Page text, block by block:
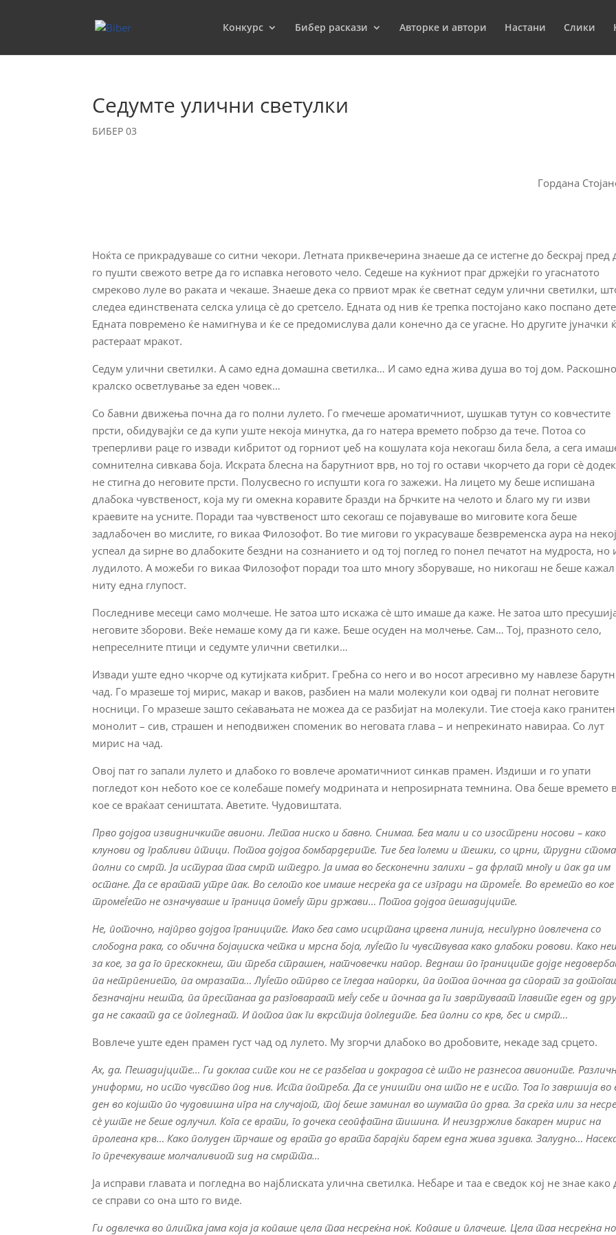
Конкурс Бибер раскази Aвторкe и автори Настани Слики
Седумте улични светулки
БИБЕР 03
Гордана
Ноќта се прикрадуваше со ситни чекори. Летната приквечерина знаеше да се истегне до бескрај пред
го пушти свежото ветре да го испавка неговото чело. Седеше на куќниот праг држејќи го угаснатото
смреково луле во раката и чекаше. Знаеше дека со првиот мрак ќе светнат седум улични светилки,
следеа единствената селска улица сè до сретсело. Едната од нив ќе трепка постојано како поспано
Едната повремено ќе намигнува и ќе се предомислува дали конечно да се угасне. Но другите јуначки
растераат мракот.
Седум улични светилки. А само една домашна светилка… И само една жива душа во тој дом.
кралско осветлување за еден човек…
Со бавни движења почна да го полни лулето. Го гмечеше ароматичниот, шушкав тутун со ковчестите
прсти, обидувајќи се да купи уште некоја минутка, да го натера времето побрзо да тече. Потоа со
треперливи раце го извади кибритот од горниот џеб на кошулата која некогаш била бела, а сега
сомнителна сивкава боја. Искрата блесна на барутниот врв, но тој го остави чкорчето да гори сè
не стигна до неговите прсти. Полусвесно го испушти кога го зажежи. На лицето му беше испишана
длабока чувственост, која му ги омекна коравите бразди на брчките на челото и благо му ги изви
краевите на усните. Поради таа чувственост што секогаш се појавуваше во миговите кога беше
задлабочен во мислите, го викаа Филозофот. Во тие мигови го украсуваше безвременска аура на некој
успеал да ѕирне во длабоките бездни на сознанието и од тој поглед го понел печатот на мудроста, но
лудилото. А можеби го викаа Филозофот поради тоа што многу зборуваше, но никогаш не беше кажал
ниту една глупост.
Последниве месеци само молчеше. Не затоа што искажа сè што имаше да каже. Не затоа што
неговите зборови. Веќе немаше кому да ги каже. Беше осуден на молчење. Сам… Тој, празното село,
непреселните птици и седумте улични светилки…
Извади уште едно чкорче од кутијката кибрит. Гребна со него и во носот агресивно му навлезе
чад. Го мразеше тој мирис, макар и ваков, разбиен на мали молекули кои одвај ги полнат неговите
носници. Го мразеше зашто сеќавањата не можеа да се разбијат на молекули. Тие стоеја како гранитен
монолит – сив, страшен и неподвижен споменик во неговата глава – и непрекинато навираа. Со лут
мирис на чад.
Овој пат го запали лулето и длабоко го вовлече ароматичниот синкав прамен. Издиши и го упати
погледот кон небото кое се колебаше помеѓу модрината и непроѕирната темнина. Ова беше времето
кое се враќаат сеништата. Аветите. Чудовиштата.
Прво дојдоа извидничките авиони. Летаа ниско и бавно. Снимаа. Беа мали и со изострени носови – како
клунови од грабливи птици. Потоа дојдоа бомбардерите. Тие беа големи и тешки, со црни, трудни
полни со смрт. Ја истураа таа смрт штедро. Ја имаа во бесконечни залихи – да фрлат многу и пак да им
остане. Да се вратат утре пак. Во селото кое имаше несреќа да се изгради на тромеѓе. Во времето во кое
тромеѓето не означуваше и граница помеѓу три држави… Потоа дојдоа пешадијците.
Не, поточно, најпрво дојдоа границите. Иако беа само исцртана црвена линија, несигурно повлечена со
слободна рака, со обична бојаџиска четка и мрсна боја, луѓето ги чувствуваа како длабоки ровови. Како
за кое, за да го прескокнеш, ти треба страшен, натчовечки напор. Веднаш по границите дојде
па нетрпението, па омразата… Луѓето отпрво се гледаа напорки, па потоа почнаа да спорат за
безначајни нешта, па престанаа да разговараат меѓу себе и почнаа да ги завртуваат главите еден од
да не сакаат да се погледнат. И потоа пак ги вкрстија погледите. Беа полни со крв, бес и смрт…
Вовлече уште еден прамен густ чад од лулето. Му згорчи длабоко во дробовите, некаде зад срцето.
Ах, да. Пешадијците… Ги доклаа сите кои не се разбегаа и докрадоа сè што не разнесоа авионите.
униформи, но исто чувство под нив. Иста потреба. Да се уништи она што не е исто. Тоа го завршија во
ден во којшто по чудовишна игра на случајот, тој беше заминал во шумата по дрва. За среќа или за
сè уште не беше одлучил. Кога се врати, го дочека сеопфатна тишина. И неиздржлив бакарен мирис на
пролеана крв… Како полуден трчаше од врата до врата барајќи барем една жива здивка. Залудно…
го пречекуваше молчаливиот ѕид на смртта…
Ја исправи главата и погледна во најблиската улична светилка. Небаре и таа е сведок кој не знае како
се справи со она што го виде.
Ги одвлечка во плитка јама која ја копаше цела таа несреќна ноќ. Копаше и плачеше. Цела таа несреќна